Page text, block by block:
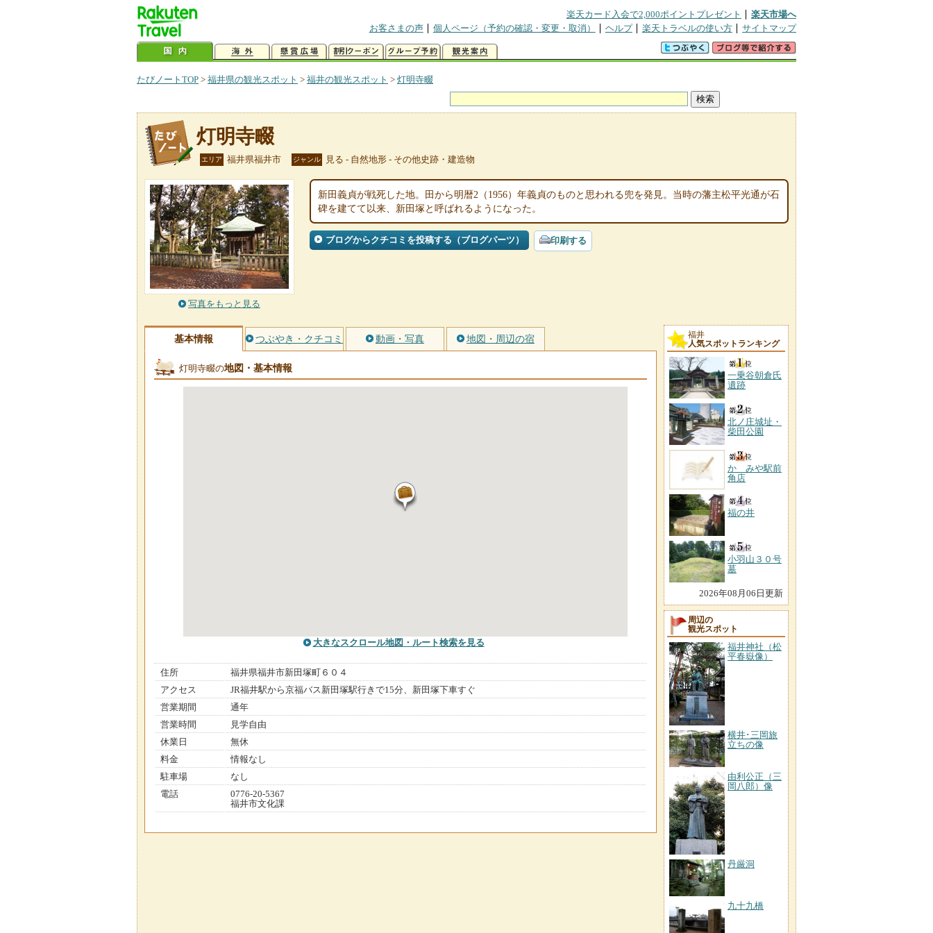
楽天カード入会で2,000ポイントプレゼント
楽天市場へ
お客さまの声
個人ページ（予約の確認・変更・取消） ヘルプ 楽天トラベルの使い方 サイトマップ
たびノートTOP > 福井県の観光スポット > 福井の観光スポット > 灯明寺畷
灯明寺畷
エリア 福井県福井市 ジャンル 見る - 自然地形 - その他史跡・建造物
写真をもっと見る
新田義貞が戦死した地。田から明暦2（1956）年義貞のものと思われる兜を発見。当時の藩主松平光通が石
碑を建てて以来、新田塚と呼ばれるようになった。
ブログからクチコミを投稿する（ブログパーツ） 印刷する
基本情報 つぶやき・クチコミ 動画・写真 地図・周辺の宿
灯明寺畷の地図・基本情報
大きなスクロール地図 ・ルート検索を見る
住所
福井県福井市新田塚町６０４
アクセス
JR福井駅から京福バス新田塚駅行きで15分、新田塚下車すぐ
営業期間
通年
営業時間
見学自由
休業日
無休
料金
情報なし
駐車場
なし
電話
0776-20-5367
福井市文化課
福井
人気スポットランキング
一乗谷朝倉氏
遺跡
北ノ庄城址・
柴田公園
かゞみや駅前
角店
福の井
小羽山３０号
墓
2026年08月06日更新
周辺の
観光スポット
福井神社（松
平春嶽像）
横井･三岡旅
立ちの像
由利公正（三
岡八郎）像
丹厳洞
九十九橋